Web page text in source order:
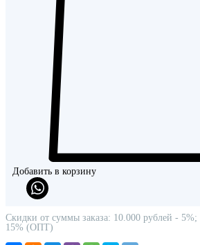
Добавить в корзину
Скидки от суммы заказа: 10.000 рублей -
15% (ОПТ)